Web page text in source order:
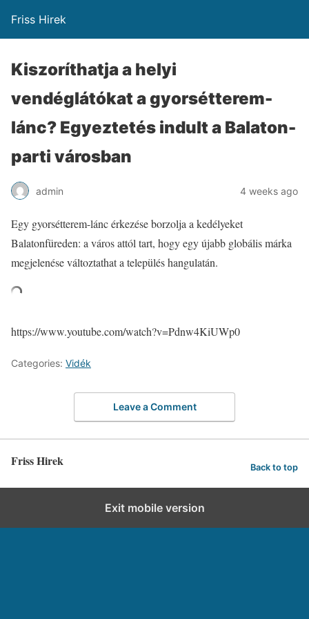
Friss Hirek
Kiszoríthatja a helyi
vendéglátókat a gyorsétterem-
lánc? Egyeztetés indult a Balaton-
parti városban
admin 4 weeks ago
Egy gyorsétterem-lánc érkezése borzolja a kedélyeket
Balatonfüreden: a város attól tart, hogy egy újabb globális márka
megjelenése változtathat a település hangulatán.
https://www.youtube.com/watch?v=Pdnw4KiUWp0
Categories: Vidék
Leave a Comment
Friss Hirek Back to top
Exit mobile version